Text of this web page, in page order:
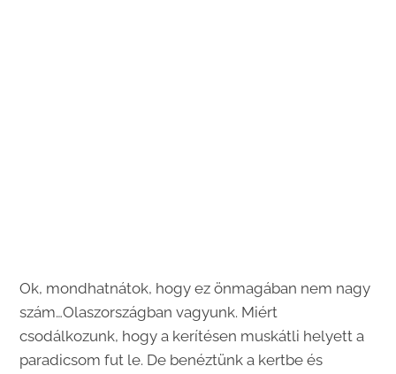
Ok, mondhatnátok, hogy ez önmagában nem nagy
szám…Olaszországban vagyunk. Miért
csodálkozunk, hogy a kerítésen muskátli helyett a
paradicsom fut le. De benéztünk a kertbe és